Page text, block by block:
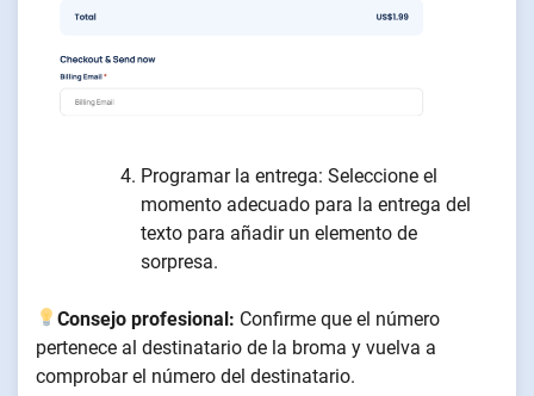
Programar la entrega: Seleccione el
momento adecuado para la entrega del
texto para añadir un elemento de
sorpresa.
Consejo profesional: Confirme que el número
pertenece al destinatario de la broma y vuelva a
comprobar el número del destinatario.